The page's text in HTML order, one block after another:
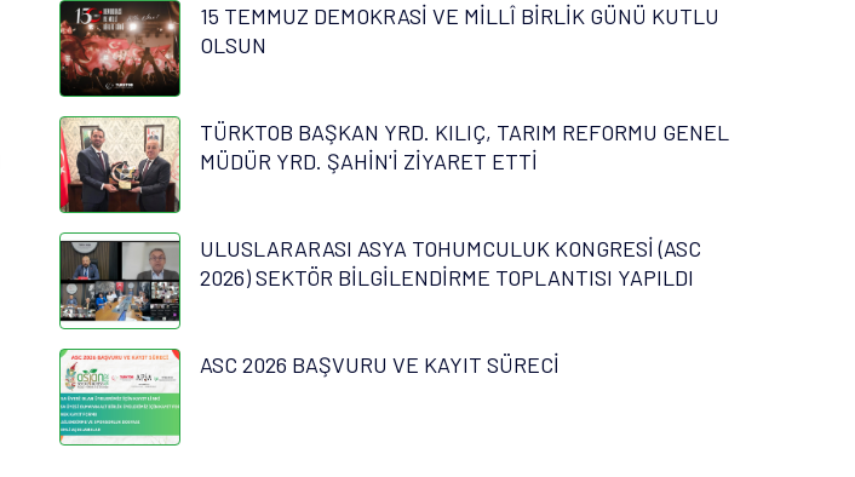
15 TEMMUZ DEMOKRASİ VE MİLLÎ BİRLİK GÜNÜ KUTLU
OLSUN
TÜRKTOB BAŞKAN YRD. KILIÇ, TARIM REFORMU GENEL
MÜDÜR YRD. ŞAHİN'İ ZİYARET ETTİ
ULUSLARARASI ASYA TOHUMCULUK KONGRESİ (ASC
2026) SEKTÖR BİLGİLENDİRME TOPLANTISI YAPILDI
ASC 2026 BAŞVURU VE KAYIT SÜRECİ